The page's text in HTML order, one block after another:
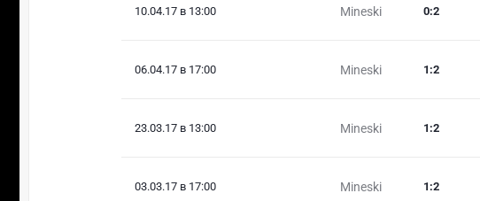
10.04.17 в 13:00 Mineski 0:2
06.04.17 в 17:00 Mineski 1 :2
23.03.17 в 13:00 Mineski 1 :2
03.03.17 в 17:00 Mineski 1 :2